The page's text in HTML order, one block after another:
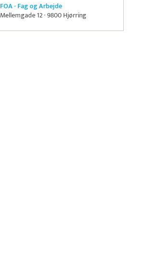
FOA - Fag og Arbejde
Mellemgade 12 · 9800 Hjørring